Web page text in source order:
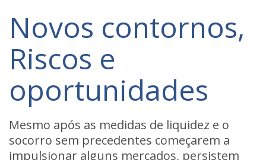
Novos contornos,
Riscos e
oportunidades
Mesmo após as medidas de liquidez e o
socorro sem precedentes começarem a
impulsionar alguns mercados, persistem